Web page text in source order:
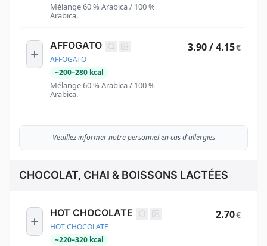
Mélange 60 % Arabica / 100 %
Arabica.
AFFOGATO
AFFOGATO
~200–280 kcal
Mélange 60 % Arabica / 100 %
Arabica.
3.90 / 4.15€
Veuillez informer notre personnel en cas d'allergies
CHOCOLAT, CHAI & BOISSONS LACTÉES
HOT CHOCOLATE
HOT CHOCOLATE
~220–320 kcal
2.70€